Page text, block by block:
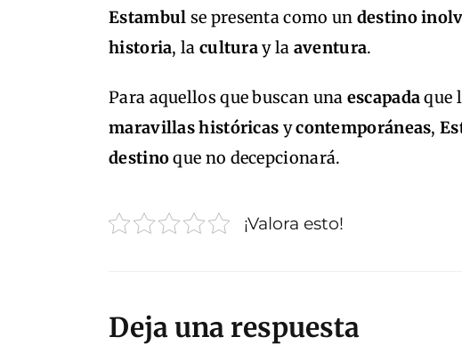
Estambul se presenta como un destino
historia, la culturay la aventura.
Para aquellos que buscan una escapadaque
maravillashistóricas ycontemporáneas,
destinoque no decepcionará.
¡Valora esto!
Deja una respuesta